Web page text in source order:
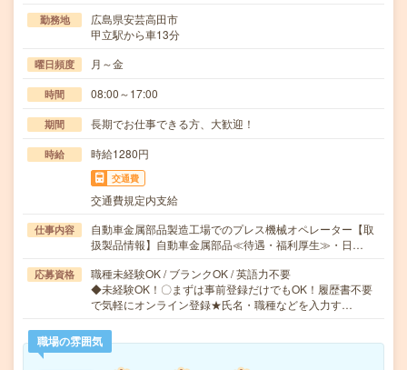
勤務地
広島県安芸高田市
甲立駅から車13分
曜日頻度 月～金
時間 08:00～17:00
期間 長期でお仕事できる方、大歓迎！
時給 時給1280円
交通費
交通費規定内支給
仕事内容
自動車金属部品製造工場でのプレス機械オペレーター【取
扱製品情報】自動車金属部品≪待遇・福利厚生≫・日…
応募資格
職種未経験OK / ブランクOK / 英語力不要
◆未経験OK！〇まずは事前登録だけでもOK！履歴書不要
で気軽にオンライン登録★氏名・職種などを入力す…
職場の雰囲気